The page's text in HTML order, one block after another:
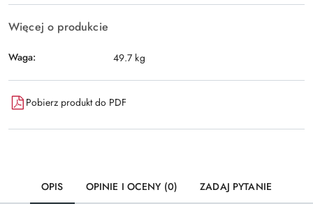
Więcej o produkcie
Waga: 49.7 kg
Pobierz produkt do PDF
OPIS OPINIE I OCENY (0) ZADAJ PYTANIE